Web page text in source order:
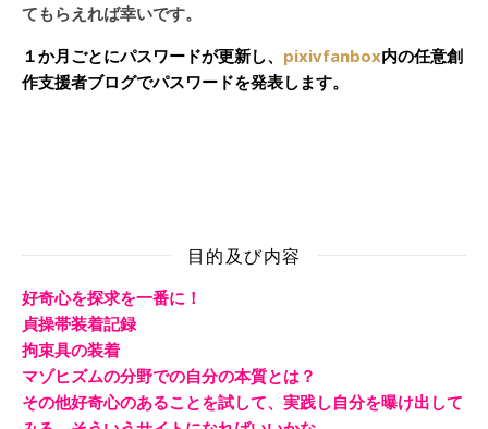
てもらえれば幸いです。
１か月ごとにパスワードが更新し、 pixivfanbox内の任意創
作支援者ブログでパスワードを発表します。
目的及び内容
好奇心を探求を一番に！
貞操帯装着記録
拘束具の装着
マゾヒズムの分野での自分の本質とは？
その他好奇心のあることを試して、実践し自分を曝け出して